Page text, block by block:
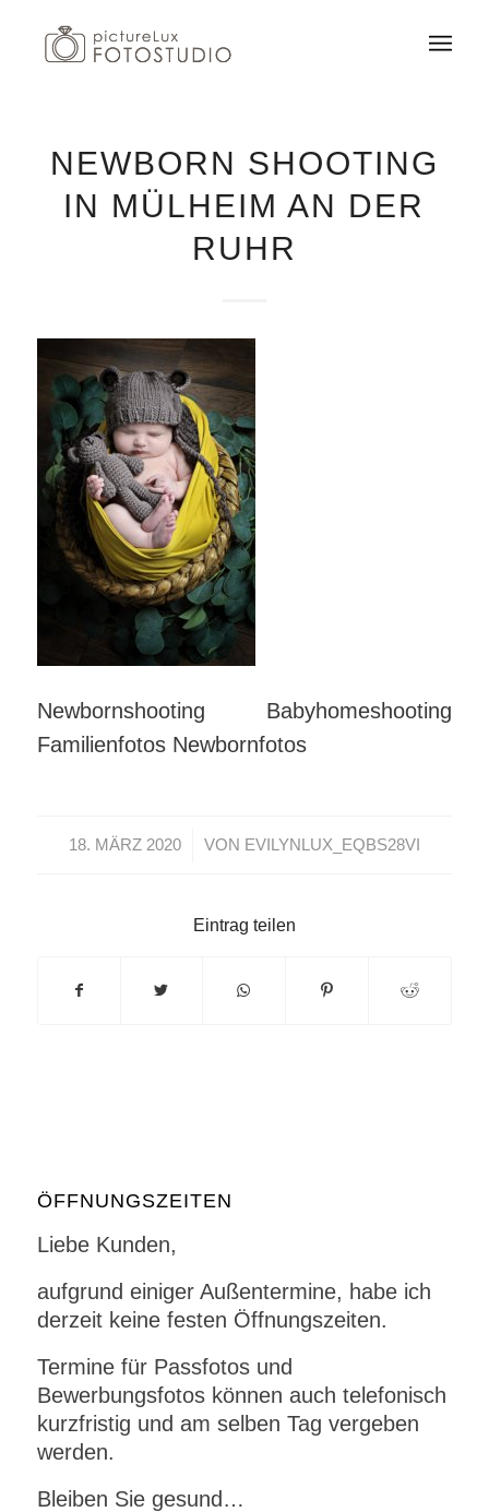
NEWBORN SHOOTING
IN MÜLHEIM AN DER
RUHR
Newbornshooting Babyhomeshooting
Familienfotos Newbornfotos
18. MÄRZ 2020
/ VON EVILYNLUX_EQBS28VI
Eintrag teilen
ÖFFNUNGSZEITEN
Liebe Kunden,
aufgrund einiger Außentermine, habe ich
derzeit keine festen Öffnungszeiten.
Termine für Passfotos und
Bewerbungsfotos können auch telefonisch
kurzfristig und am selben Tag vergeben
werden.
Bleiben Sie gesund…